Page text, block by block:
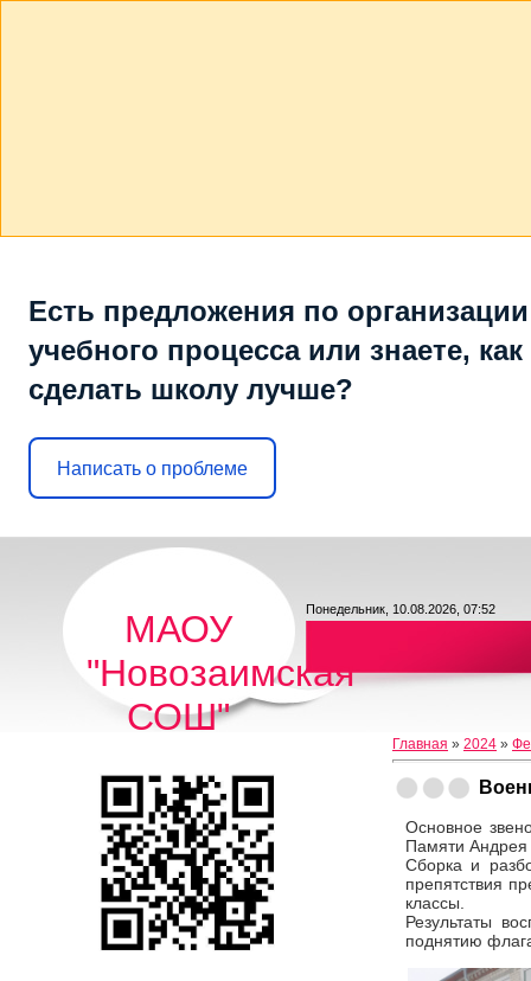
Есть предложения по организации
учебного процесса или знаете, как
сделать школу лучше?
Написать о проблеме
МАОУ
"Новозаимская
СОШ"
Понедельник, 10.08.2026, 07:52
Главная » 2024 »
Основное
Памяти Андрея
Сборка и
препятствия
классы.
Результаты
поднятию